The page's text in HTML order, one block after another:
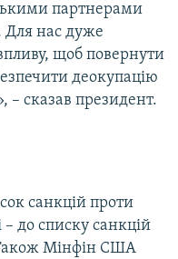
партнерами
Для нас дуже
щоб повернути
деокупацію
– сказав президент.
санкцій проти
– до списку санкцій
Мінфін США